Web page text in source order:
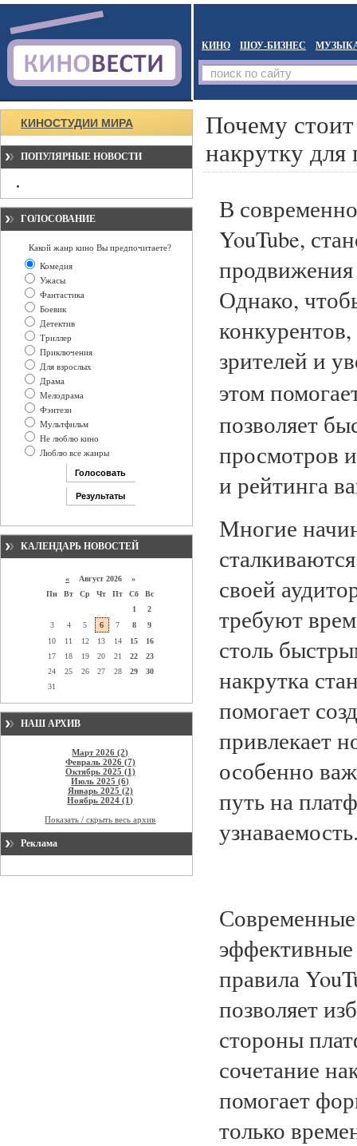
КИНО ШОУ-БИЗНЕС
КИНОСТУДИИ МИРА
ПОПУЛЯРНЫЕ НОВОСТИ
ГОЛОСОВАНИЕ
Какой жанр кино Вы предпочитаете?
Комедия
Ужасы
Фантастика
Боевик
Детектив
Триллер
Приключения
Для взрослых
Драма
Мелодрама
Фэнтези
Мультфильм
Не люблю кино
Люблю все жанры
КАЛЕНДАРЬ НОВОСТЕЙ
« Август 2026 »
Пн
Вт Ср Чт Пт Сб
Вс
1
2
3
4 5 6 7 8
9
10
11 12 13 14 15
16
17
18 19 20 21 22
23
24
25 26 27 28 29
30
31
НАШ АРХИВ
Март 2026 (2)
Февраль 2026 (7)
Октябрь 2025 (1)
Июль 2025 (6)
Январь 2025 (2)
Ноябрь 2024 (1)
Показать / скрыть весь архив
Реклама
Почему
накрутку для
В
YouTube,
продвижения
Однако,
зрителей и
этом
позволяет
просмотров
и рейтинга
Многие
своей
требуют
столь
накрутка
помогает
привлекает
особенно
путь на
правила
позволяет
стороны
сочетание
помогает
только